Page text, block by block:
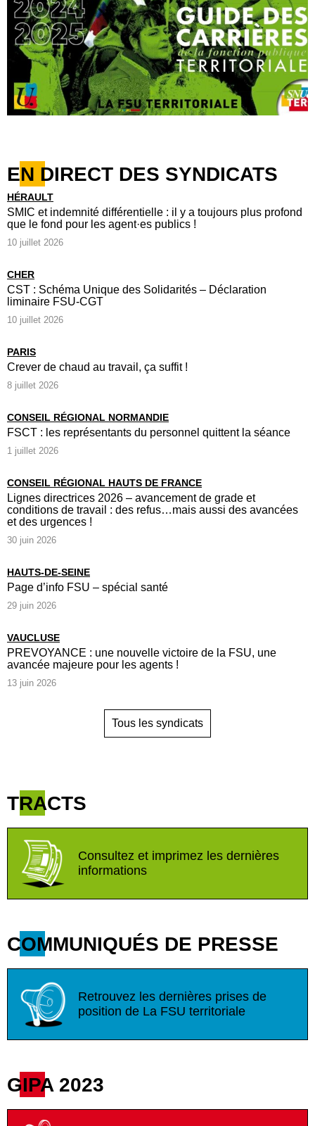
EN DIRECT DES SYNDICATS
HÉRAULT
SMIC et indemnité différentielle : il y a toujours plus profond
que le fond pour les agent·es publics !
10 juillet 2026
CHER
CST : Schéma Unique des Solidarités – Déclaration
liminaire FSU-CGT
10 juillet 2026
PARIS
Crever de chaud au travail, ça suffit !
8 juillet 2026
CONSEIL RÉGIONAL NORMANDIE
FSCT : les représentants du personnel quittent la séance
1 juillet 2026
CONSEIL RÉGIONAL HAUTS DE FRANCE
Lignes directrices 2026 – avancement de grade et
conditions de travail : des refus…mais aussi des avancées
et des urgences !
30 juin 2026
HAUTS-DE-SEINE
Page d’info FSU – spécial santé
29 juin 2026
VAUCLUSE
PREVOYANCE : une nouvelle victoire de la FSU, une
avancée majeure pour les agents !
13 juin 2026
Tous les syndicats
TRACTS
Consultez et imprimez les dernières
informations
COMMUNIQUÉS DE PRESSE
Retrouvez les dernières prises de
position de La FSU territoriale
GIPA 2023